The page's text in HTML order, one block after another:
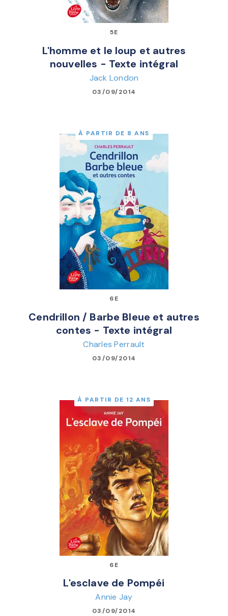
5E
L'homme et le loup et autres
nouvelles - Texte intégral
Jack London
03/09/2014
À PARTIR DE 8 ANS
6E
Cendrillon / Barbe Bleue et autres
contes - Texte intégral
Charles Perrault
03/09/2014
À PARTIR DE 12 ANS
6E
L'esclave de Pompéi
Annie Jay
03/09/2014